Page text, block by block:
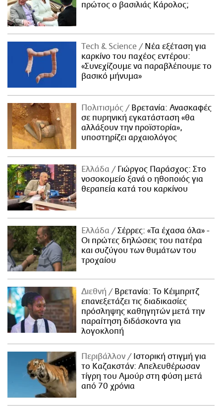
πρώτος ο βασιλιάς Κάρολος;
Τech & Science
Νέα εξέταση για
καρκίνο του παχέος εντέρου:
«Συνεχίζουμε να παραβλέπουμε το
βασικό μήνυμα»
Πολιτισμός
Βρετανία: Ανασκαφές
σε πυρηνική εγκατάσταση «θα
αλλάξουν την προϊστορία»,
υποστηρίζει αρχαιολόγος
Ελλάδα
Γιώργος Παράσχος: Στο
νοσοκομείο ξανά ο ηθοποιός για
θεραπεία κατά του καρκίνου
Ελλάδα
Σέρρες: «Τα έχασα όλα» -
Οι πρώτες δηλώσεις του πατέρα
και συζύγου των θυμάτων του
τροχαίου
Διεθνή
Βρετανία: Το Κέιμπριτζ
επανεξετάζει τις διαδικασίες
πρόσληψης καθηγητών μετά την
παραίτηση διδάσκοντα για
λογοκλοπή
Περιβάλλον
Ιστορική στιγμή για
το Καζακστάν: Απελευθέρωσαν
τίγρη του Αμούρ στη φύση μετά
από 70 χρόνια